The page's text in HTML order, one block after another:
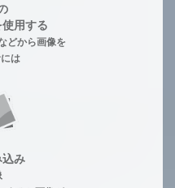
使用する
から画像を
は
み